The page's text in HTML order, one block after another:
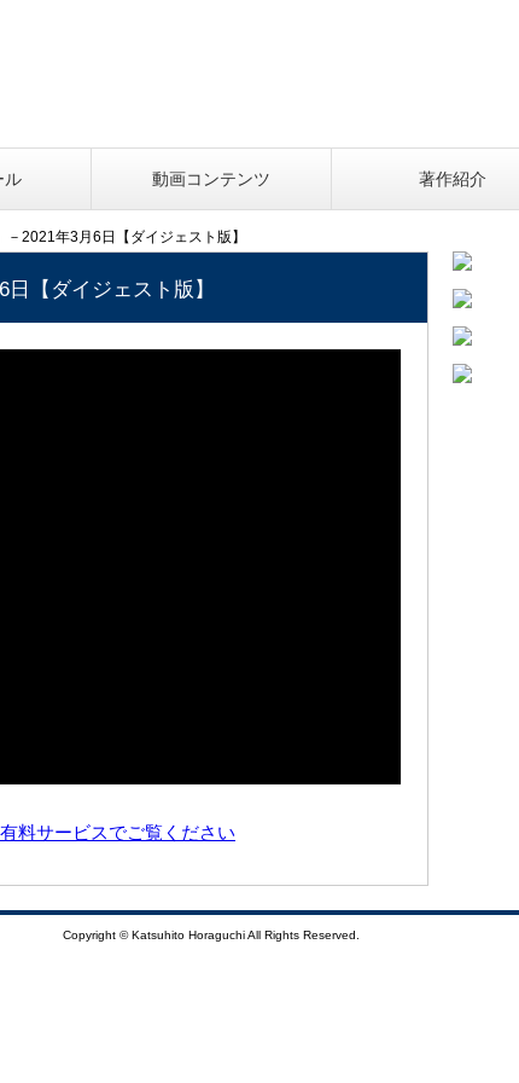
ル 動画コンテンツ 著作紹介
2021年3月6日【ダイジェスト版】
【ダイジェスト版】
料サービスでご覧ください
Copyright © Katsuhito Horaguchi All Rights Reserved.